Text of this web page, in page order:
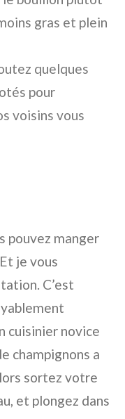
gras et plein
quelques
pour
voisins vous
pouvez manger
je vous
C’est
cuisinier novice
champignons a
sortez votre
et plongez dans